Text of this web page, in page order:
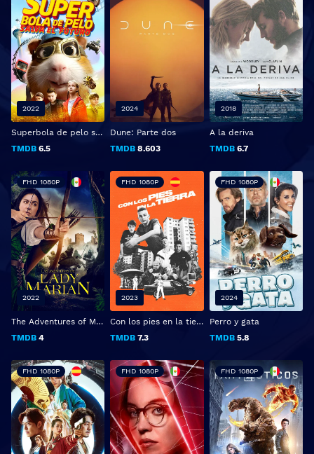
Superbola de pelo salva el futuro
TMDB 6.5
2022
Dune: Parte dos
TMDB 8.603
2024
A la deriva
TMDB6.7
2018
The Adventures of Maid Marian
TMDB 4
FHD 1080P
2022
Con los pies en la tierra
TMDB 7.3
FHD 1080P
2023
Perro y gata
TMDB5.8
FHD 1080P
2024
FHD 1080P FHD 1080P FHD 1080P